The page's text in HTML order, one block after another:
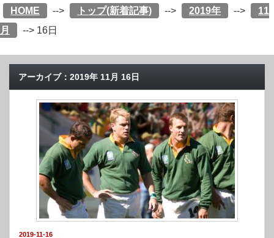
HOME --> トップ(新着記事) --> 2019年 -->
11
月
--> 16日
アーカイブ：2019年 11月 16日
2019-11-16